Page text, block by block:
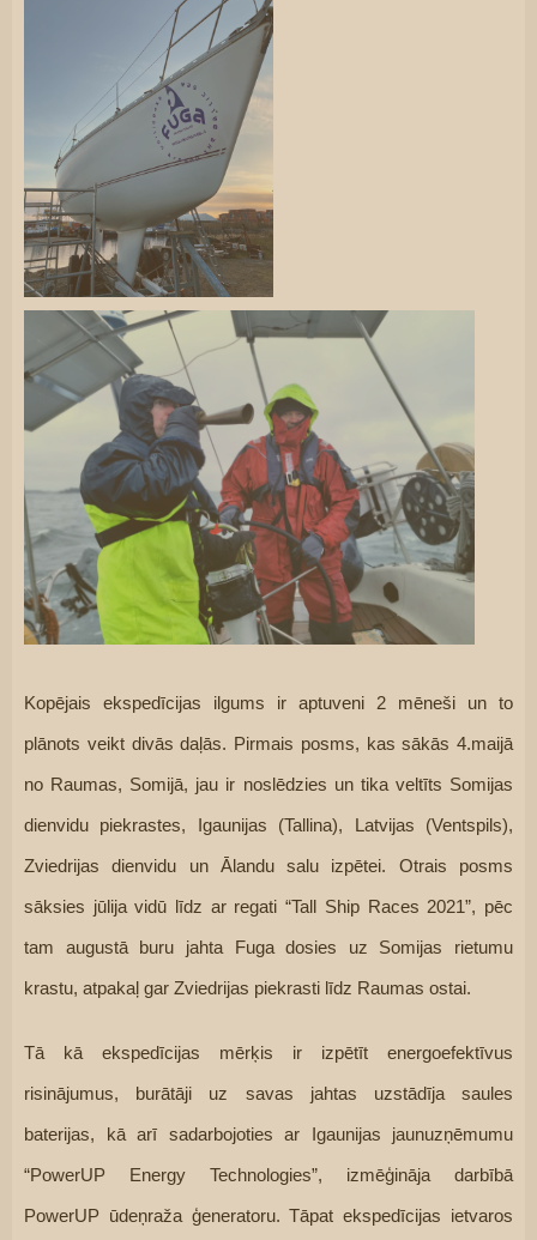
Kopējais ekspedīcijas ilgums ir aptuveni 2 mēneši un to
plānots veikt divās daļās. Pirmais posms, kas sākās 4.maijā
no Raumas, Somijā, jau ir noslēdzies un tika veltīts Somijas
dienvidu piekrastes, Igaunijas (Tallina), Latvijas (Ventspils),
Zviedrijas dienvidu un Ālandu salu izpētei. Otrais posms
sāksies jūlija vidū līdz ar regati “Tall Ship Races 2021”, pēc
tam augustā buru jahta Fuga dosies uz Somijas rietumu
krastu, atpakaļ gar Zviedrijas piekrasti līdz Raumas ostai.
Tā kā ekspedīcijas mērķis ir izpētīt energoefektīvus
risinājumus, burātāji uz savas jahtas uzstādīja saules
baterijas, kā arī sadarbojoties ar Igaunijas jaunuzņēmumu
“PowerUP Energy Technologies”, izmēģināja darbībā
PowerUP ūdeņraža ģeneratoru. Tāpat ekspedīcijas ietvaros